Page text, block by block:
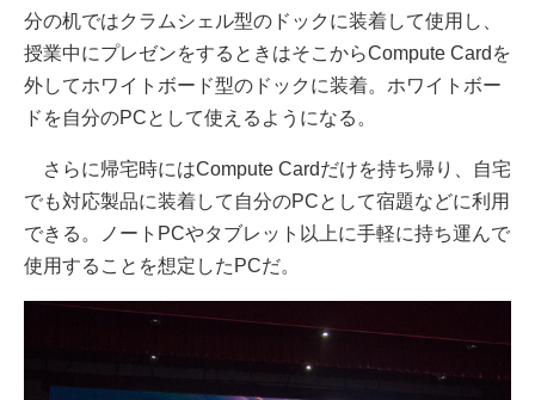
分の机ではクラムシェル型のドックに装着して使用し、
授業中にプレゼンをするときはそこからCompute Cardを
外してホワイトボード型のドックに装着。ホワイトボー
ドを自分のPCとして使えるようになる。
さらに帰宅時にはCompute Cardだけを持ち帰り、自宅
でも対応製品に装着して自分のPCとして宿題などに利用
できる。ノートPCやタブレット以上に手軽に持ち運んで
使用することを想定したPCだ。